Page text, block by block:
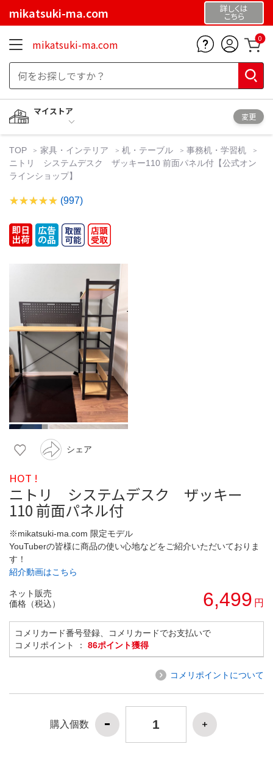
mikatsuki-ma.com 詳しくは
こちら
mikatsuki-ma.com 0
マイストア
変更
TOP 家具・インテリア 机・テーブル
事務机・学習机
ニトリ システムデスク ザッキー110 前面パネル付【公式オン
ラインショップ】
(997)
シェア
HOT !
ニトリ システムデスク ザッキー
110 前面パネル付
※mikatsuki-ma.com 限定モデル
YouTuberの皆様に商品の使い心地などをご紹介いただいておりま
す！
紹介動画はこちら
ネット販売
価格（税込）
6,499 円
コメリカード番号登録、コメリカードでお支払いで
コメリポイント ： 86ポイント獲得
コメリポイントについて
購入個数